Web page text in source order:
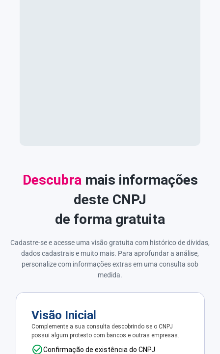
Descubramais informações
deste CNPJ
de forma gratuita
Cadastre-se e acesse uma visão gratuita com histórico de dívidas,
dados cadastrais e muito mais. Para aprofundar a análise,
personalize com informações extras em uma consulta sob
medida.
Visão Inicial
Complemente a sua consulta descobrindo se o CNPJ
possui algum protesto com bancos e outras empresas.
Confirmação de existência do CNPJ